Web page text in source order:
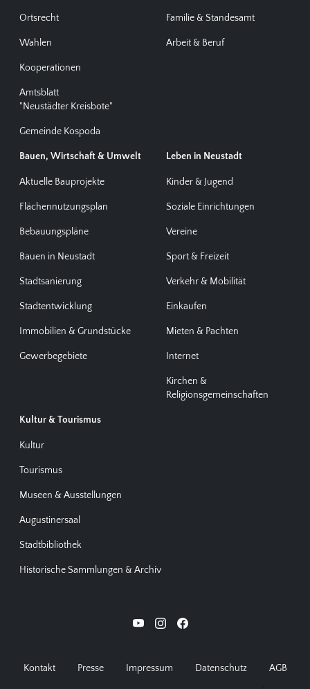
Ortsrecht
Wahlen
Kooperationen
Amtsblatt
"Neustädter Kreisbote"
Gemeinde Kospoda
Familie & Standesamt
Arbeit & Beruf
Bauen, Wirtschaft & Umwelt
Aktuelle Bauprojekte
Flächennutzungsplan
Bebauungspläne
Bauen in Neustadt
Stadtsanierung
Stadtentwicklung
Immobilien & Grundstücke
Gewerbegebiete
Leben in Neustadt
Kinder & Jugend
Soziale Einrichtungen
Vereine
Sport & Freizeit
Verkehr & Mobilität
Einkaufen
Mieten & Pachten
Internet
Kirchen &
Religionsgemeinschaften
Kultur & Tourismus
Kultur
Tourismus
Museen & Ausstellungen
Augustinersaal
Stadtbibliothek
Historische Sammlungen & Archiv
Kontakt Presse Impressum Datenschutz AGB